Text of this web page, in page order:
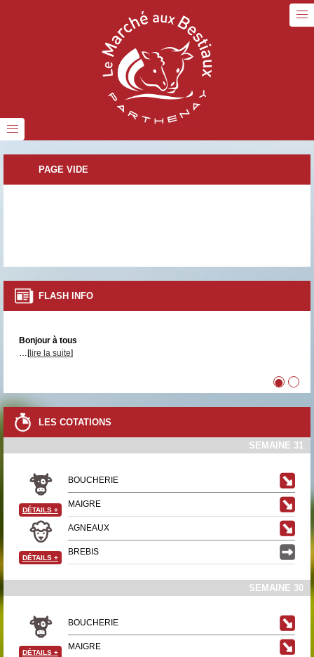
PAGE VIDE
FLASH INFO
Bonjour à tous
…[lire la suite]
••
LES COTATIONS
SEMAINE 31
BOUCHERIE
MAIGRE
DÉTAILS +
AGNEAUX
BREBIS
DÉTAILS +
SEMAINE 30
BOUCHERIE
MAIGRE
DÉTAILS +